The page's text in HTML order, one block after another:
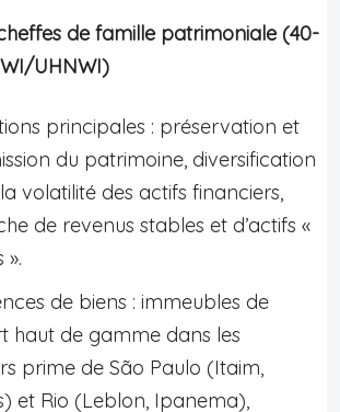
de famille patrimoniale (40-
UHNWI)
principales : préservation et
du patrimoine, diversification
volatilité des actifs financiers,
de revenus stables et d’actifs «
».
de biens : immeubles de
haut de gamme dans les
prime de São Paulo (Itaim,
et Rio (Leblon, Ipanema),